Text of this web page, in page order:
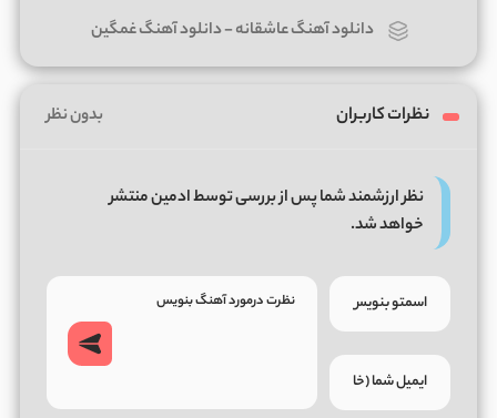
دانلود آهنگ عاشقانه-دانلود آهنگ غمگین
نظرات کاربران بدون نظر
نظر ارزشمند شما پس از بررسی توسط ادمین منتشر
خواهد شد.